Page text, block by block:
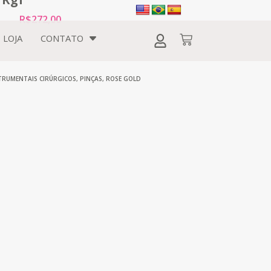
LOJA CONTATO
R$272,00
CIRÚRGICOS, PINÇAS, ROSE GOLD